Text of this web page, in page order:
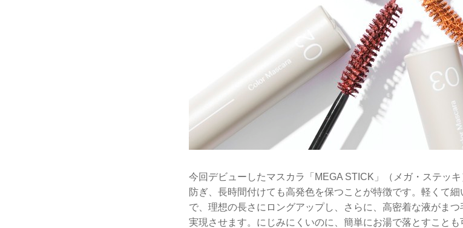
今回デビューしたマスカラ「MEGA STICK」（メガ・ステッ
防ぎ、長時間付けても高発色を保つことが特徴です。軽くて
で、理想の長さにロングアップし、さらに、高密着な液がま
実現させます。にじみにくいのに、簡単にお湯で落とすこと